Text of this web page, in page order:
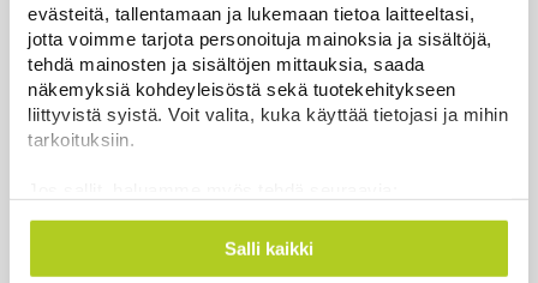
evästeitä, tallentamaan ja lukemaan tietoa laitteeltasi,
jotta voimme tarjota personoituja mainoksia ja sisältöjä,
tehdä mainosten ja sisältöjen mittauksia, saada
näkemyksiä kohdeyleisöstä sekä tuotekehitykseen
liittyvistä syistä. Voit valita, kuka käyttää tietojasi ja mihin
tarkoituksiin.
Kerätä tietoja maantieteellisestä sijainnistasi,
mahdollisesti muutaman metrin tarkkuudella
Salli kaikki
Uusimmat
Metsäpaloihin varalle tarvitaan kansallinen
suunnitelma, keskustan varapuheenjohtaja vaatii –
”Olisi naiivia ummistaa silmät”
Sinilevätilanne heikentynyt tavallista huonommaksi